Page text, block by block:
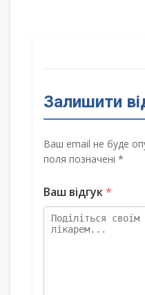
Залишити
Ваш email не буде
поля позначені *
Ваш відгук*